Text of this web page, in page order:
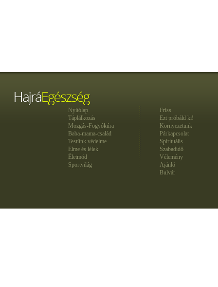
Nyitólap
Táplálkozás
Mozgás-Fogyókúra
Baba-mama-család
Testünk védelme
Elme és lélek
Életmód
Sportvilág
Friss
Ezt próbáld ki!
Környezetünk
Párkapcsolat
Spirituális
Szabadidő
Vélemény
Ajánló
Bulvár